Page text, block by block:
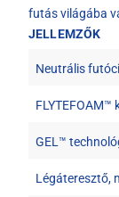
futás világába
JELLEMZŐK
Neutrális
GEL™
Légáteresztő,